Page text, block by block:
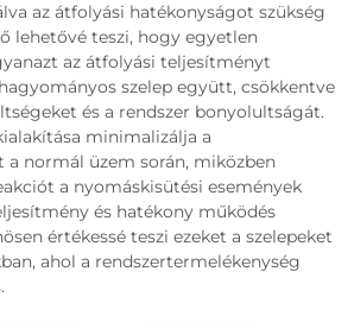
az átfolyási hatékonyságot szükség
lehetővé teszi, hogy egyetlen
az átfolyási teljesítményt
szelep együtt, csökkentve
és a rendszer bonyolultságát.
minimalizálja a
a normál üzem során, miközben
a nyomáskisütési események
és hatékony működés
értékessé teszi ezeket a szelepeket
ahol a rendszertermelékenység